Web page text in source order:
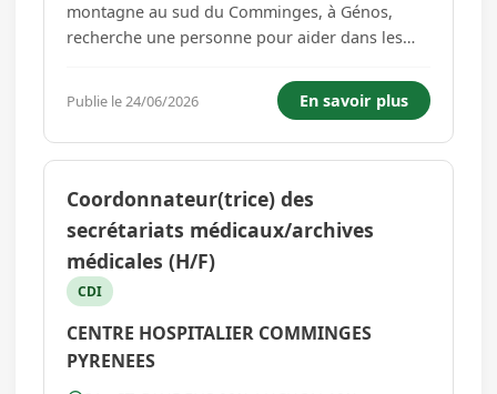
montagne au sud du Comminges, à Génos,
recherche une personne pour aider dans les
transhumance de nos abeilles en montagne. Si
vous avez une bonne condition physique et pas
d'appréhension pour trav...
Publie le 24/06/2026 En savoir plus
Coordonnateur(trice) des
secrétariats médicaux/archives
médicales (H/F)
CDI
CENTRE HOSPITALIER COMMINGES
PYRENEES